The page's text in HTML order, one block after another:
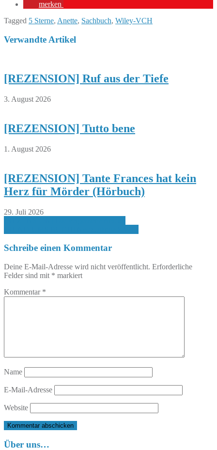
merken
Tagged 5 Sterne, Anette, Sachbuch, Wiley-VCH
Verwandte Artikel
[REZENSION] Ruf aus der Tiefe
3. August 2026
[REZENSION] Tutto bene
1. August 2026
[REZENSION] Tante Frances hat kein
Herz für Mörder (Hörbuch)
29. Juli 2026
Schreibe einen Kommentar
Deine E-Mail-Adresse wird nicht veröffentlicht. Erforderliche
Felder sind mit * markiert
Kommentar *
Name
E-Mail-Adresse
Website
Über uns…